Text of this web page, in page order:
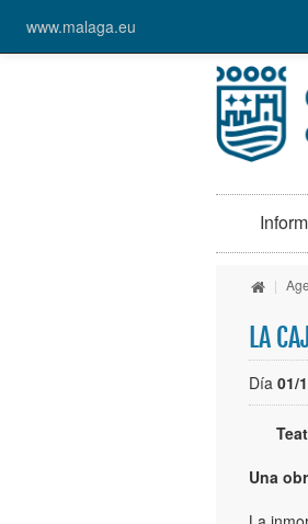
www.malaga.eu
|
LA
Día 01/
Una